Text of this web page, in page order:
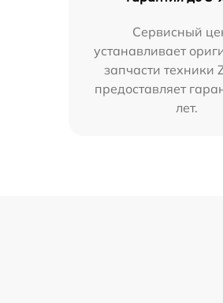
Сервисный
устанавливает
запчасти техники
предоставляет
лет.